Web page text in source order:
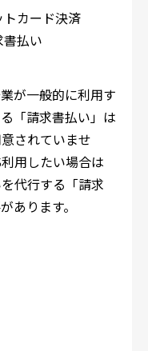
カード決済
払い
が一般的に利用す
「請求書払い」は
されていませ
用したい場合は
代行する「請求
あります。